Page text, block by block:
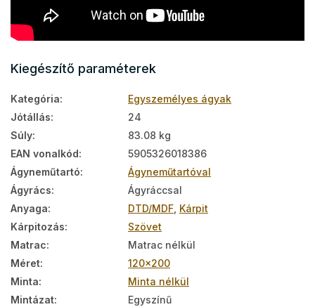
Kiegészítő paraméterek
Kategória:
Egyszemélyes ágyak
Jótállás:
24
Súly:
83.08 kg
EAN vonalkód:
5905326018386
Ágyneműtartó:
Ágyneműtartóval
Ágyrács:
Ágyráccsal
Anyaga: DTD/MDF Kárpit
Kárpitozás:
Szövet
Matrac:
Matrac nélkül
Méret:
120x200
Minta:
Minta nélkül
Mintázat: Egyszínű